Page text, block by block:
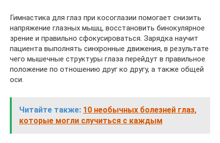
Гимнастика для глаз при косоглазии помогает снизить
напряжение глазных мышц, восстановить бинокулярное
зрение и правильно сфокусироваться. Зарядка научит
пациента выполнять синхронные движения, в результате
чего мышечные структуры глаза перейдут в правильное
положение по отношению друг ко другу, а также общей
оси.
Читайте также: 10 необычных болезней глаз,
которые могли случиться с каждым